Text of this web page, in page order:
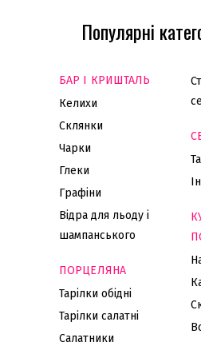
Популярні
БАР І КРИШТАЛЬ
Келихи
Склянки
Чарки
Глеки
Графіни
Відра для льоду і
шампанського
ПОРЦЕЛЯНА
Тарілки обідні
Тарілки салатні
Салатники